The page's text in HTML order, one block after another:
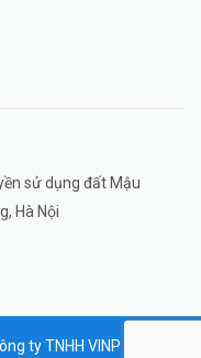
sử dụng đất Mậu
Hà Nội
ty TNHH VINP